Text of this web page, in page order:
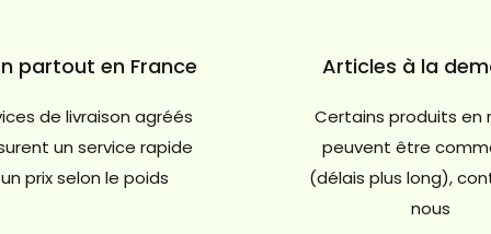
partout en France
de livraison agréés
un service rapide
prix selon le poids
Articles à la
Certains produits en
peuvent être
(délais plus long),
nous